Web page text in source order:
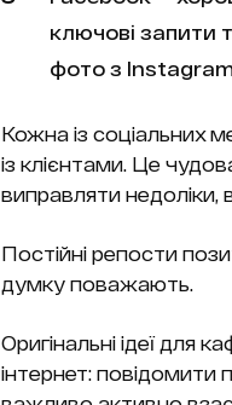
ключові запити
фото з
Кожна із соціальних
із клієнтами. Це
виправляти
Постійні репости
думку поважають.
Оригінальні ідеї для
інтернет: повідомити